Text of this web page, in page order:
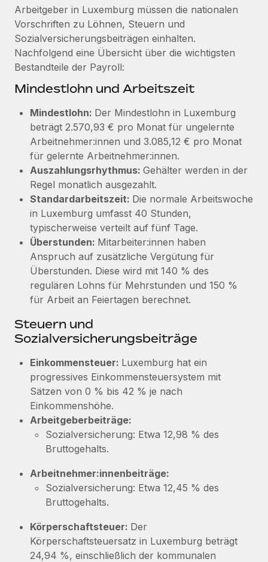
Geräten
Gründung von Niederlassungen
Schnelle, rechtssichere Gründung von
Niederlassungen
Mobilität und Relocation
Benefits
Mühelose Verwaltung von Benefits
Strategische Partnerschaft zwischen
Reverse Tech und Remote für Contractor
Management und Payroll
Wellness-Startup Reverse Tech hat das globale...
Mehr erfahren
Contractor Management
Steuern
Den Blog erkunden
BLOG
Neues zu Remote-Produkten: Integration mit
Gusto und Zero und Contractor Management
Plus
Auch im neuen Jahr wollen wir bei Remote Unternehmen
aller Größen dabei unterstützen, die beste...
Mehr erfahren
Wie Phiture 55 Mitarbeiter:innen in 19 Ländern
mit Remote verwaltet
Phiture ist der unumstrittene Marktführer im Bereich der
Wachstumsberatung für mobile Apps. Das...
Mehr erfahren
Arbeitgeber in Luxemburg müssen die nationalen
Vorschriften zu Löhnen, Steuern und
Sozialversicherungsbeiträgen einhalten.
Nachfolgend eine Übersicht über die wichtigsten
Bestandteile der Payroll:
Mindestlohn und Arbeitszeit
Mindestlohn: Der Mindestlohn in Luxemburg
beträgt 2.570,93 € pro Monat für ungelernte
Arbeitnehmer:innen und 3.085,12 € pro Monat
für gelernte Arbeitnehmer:innen.
Auszahlungsrhythmus: Gehälter werden in der
Regel monatlich ausgezahlt.
Standardarbeitszeit: Die normale Arbeitswoche
in Luxemburg umfasst 40 Stunden,
typischerweise verteilt auf fünf Tage.
Überstunden: Mitarbeiter:innen haben
Anspruch auf zusätzliche Vergütung für
Überstunden. Diese wird mit 140 % des
regulären Lohns für Mehrstunden und 150 %
für Arbeit an Feiertagen berechnet.
Steuern und
Sozialversicherungsbeiträge
Einkommensteuer: Luxemburg hat ein
progressives Einkommensteuersystem mit
Sätzen von 0 % bis 42 % je nach
Einkommenshöhe.
Arbeitgeberbeiträge:
Sozialversicherung: Etwa 12,98 % des
Bruttogehalts.
Arbeitnehmer:innenbeiträge:
Sozialversicherung: Etwa 12,45 % des
Bruttogehalts.
Körperschaftsteuer: Der
Körperschaftsteuersatz in Luxemburg beträgt
24,94 %, einschließlich der kommunalen